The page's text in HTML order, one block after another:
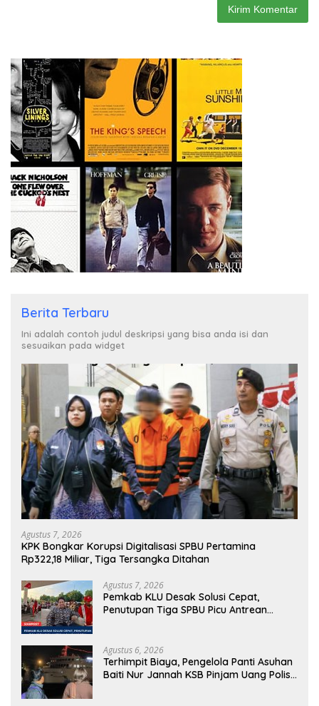
Berita Terbaru
Ini adalah contoh judul deskripsi yang bisa anda isi dan
sesuaikan pada widget
Agustus 7, 2026
KPK Bongkar Korupsi Digitalisasi SPBU Pertamina
Rp322,18 Miliar, Tiga Tersangka Ditahan
Agustus 7, 2026
Pemkab KLU Desak Solusi Cepat,
Penutupan Tiga SPBU Picu Antrean
Agustus 6, 2026
Terhimpit Biaya, Pengelola Panti Asuhan
Baiti Nur Jannah KSB Pinjam Uang Polisi